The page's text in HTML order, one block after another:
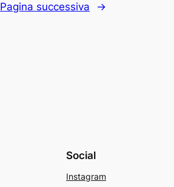
Pagina successiva →
Social
Instagram